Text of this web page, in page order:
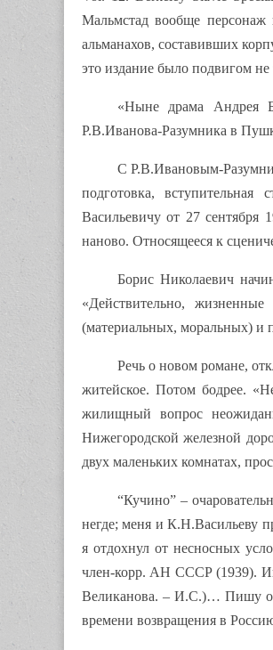
Мальмстад вообще
альманахов, составивших
это издание было подвигом
«Ныне драма Андрея
Р.В.Иванова-Разумника в
С Р.В.Ивановым-
подготовка,
Васильевичу от 27 сентября
наново. Относящееся к
Борис Николаевич
«Действительно,
(материальных, моральных) и
Речь о новом романе,
житейское. Потом бодрее.
жилищный вопрос
Нижегородской железной
двух маленьких комнатах,
“Кучино” –
негде; меня и К.Н.Васильеву
я отдохнул от несносных
член-корр. АН СССР (1939).
Великанова. – И.С.)… Пишу об
времени возвращения в